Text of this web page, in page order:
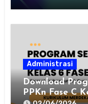
Administrasi
Download
PPKn Fase C